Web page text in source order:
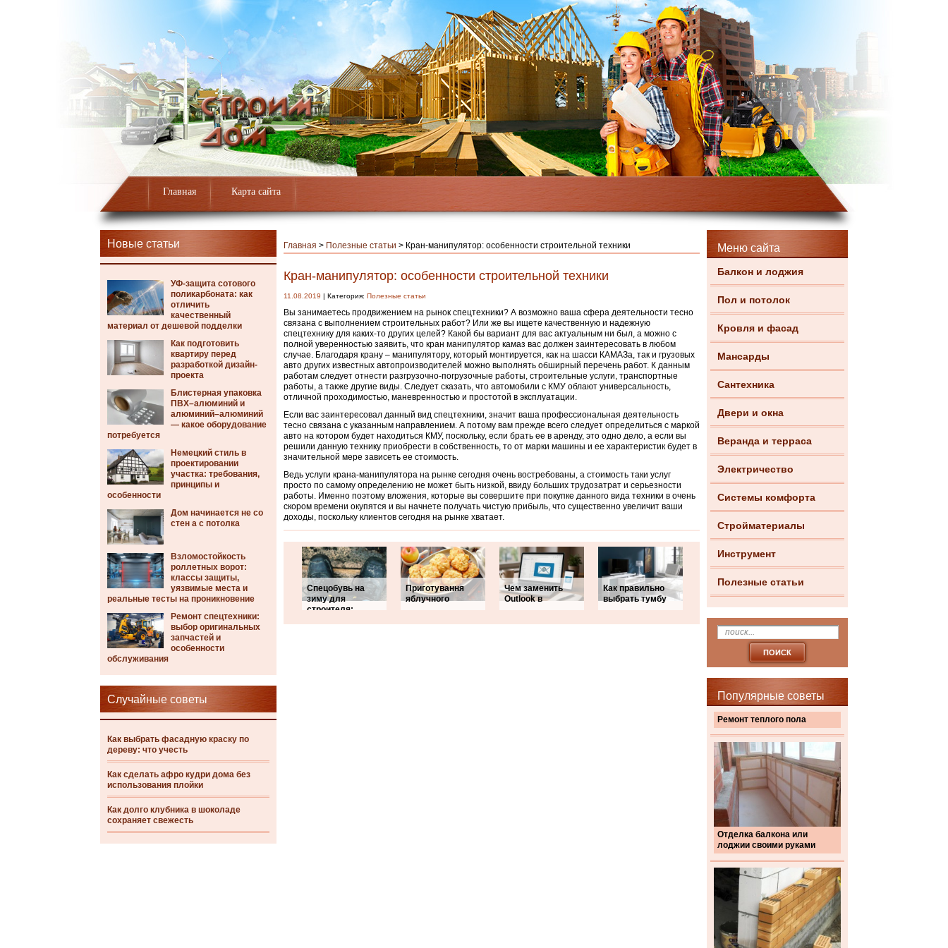
Главная Карта сайта
Новые статьи
УФ-защита сотового
поликарбоната: как
отличить
качественный
материал от дешевой подделки
Как подготовить
квартиру перед
разработкой дизайн-
проекта
Блистерная упаковка
ПВХ–алюминий и
алюминий–алюминий
— какое оборудование
потребуется
Немецкий стиль в
проектировании
участка: требования,
принципы и
особенности
Дом начинается не со
стен а с потолка
Взломостойкость
роллетных ворот:
классы защиты,
уязвимые места и
реальные тесты на проникновение
Ремонт спецтехники:
выбор оригинальных
запчастей и
особенности
обслуживания
Случайные советы
Как выбрать фасадную краску по
дереву: что учесть
Как сделать афро кудри дома без
использования плойки
Как долго клубника в шоколаде
сохраняет свежесть
Меню сайта
Балкон и лоджия
Пол и потолок
Кровля и фасад
Мансарды
Сантехника
Двери и окна
Веранда и терраса
Электричество
Системы комфорта
Стройматериалы
Инструмент
Полезные статьи
Популярные советы
Ремонт теплого пола
Отделка балкона или
лоджии своими руками
Главная > Полезные статьи > Кран-манипулятор: особенности строительной техники
Кран-манипулятор: особенности строительной техники
11.08.2019 | Категория: Полезные статьи
Вы занимаетесь продвижением на рынок спецтехники? А возможно ваша сфера деятельности тесно
связана с выполнением строительных работ? Или же вы ищете качественную и надежную
спецтехнику для каких-то других целей? Какой бы вариант для вас актуальным ни был, а можно с
полной уверенностью заявить, что кран манипулятор камаз вас должен заинтересовать в любом
случае. Благодаря крану – манипулятору, который монтируется, как на шасси КАМАЗа, так и грузовых
авто других известных автопроизводителей можно выполнять обширный перечень работ. К данным
работам следует отнести разгрузочно-погрузочные работы, строительные услуги, транспортные
работы, а также другие виды. Следует сказать, что автомобили с КМУ облают универсальность,
отличной проходимостью, маневренностью и простотой в эксплуатации.
Если вас заинтересовал данный вид спецтехники, значит ваша профессиональная деятельность
тесно связана с указанным направлением. А потому вам прежде всего следует определиться с маркой
авто на котором будет находиться КМУ, поскольку, если брать ее в аренду, это одно дело, а если вы
решили данную технику приобрести в собственность, то от марки машины и ее характеристик будет в
значительной мере зависеть ее стоимость.
Ведь услуги крана-манипулятора на рынке сегодня очень востребованы, а стоимость таки услуг
просто по самому определению не может быть низкой, ввиду больших трудозатрат и серьезности
работы. Именно поэтому вложения, которые вы совершите при покупке данного вида техники в очень
скором времени окупятся и вы начнете получать чистую прибыль, что существенно увеличит ваши
доходы, поскольку клиентов сегодня на рынке хватает.
Спецобувь на
зиму для
строителя:
Приготування
яблучного
Чем заменить
Outlook в
Как правильно
выбрать тумбу